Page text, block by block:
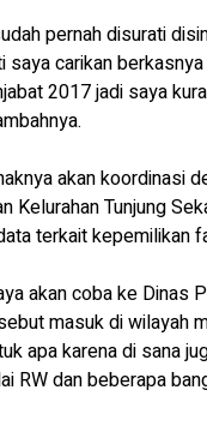
pernah disurati
saya carikan
2017 jadi saya
akan koordinasi
Kelurahan Tunjung
terkait kepemilikan
akan coba ke Dinas
masuk di wilayah
apa karena di sana
RW dan beberapa